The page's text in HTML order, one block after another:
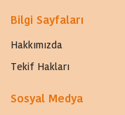
Bilgi Sayfaları
Hakkımızda
Tekif Hakları
Sosyal Medya